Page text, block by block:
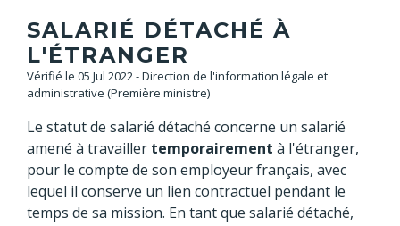
SALARIÉ DÉTACHÉ À
L'ÉTRANGER
Vérifié le 05 Jul 2022 - Direction de l'information légale et
administrative (Première ministre)
Le statut de salarié détaché concerne un salarié
amené à travailler temporairement à l'étranger,
pour le compte de son employeur français, avec
lequel il conserve un lien contractuel pendant le
temps de sa mission. En tant que salarié détaché,